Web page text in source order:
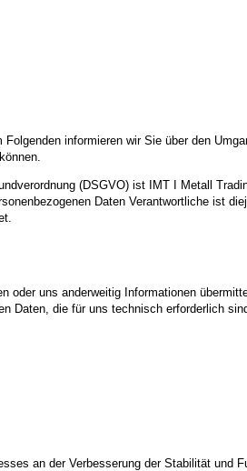
informieren wir Sie über den
(DSGVO) ist IMT I Metall
Daten Verantwortliche ist
uns anderweitig Informationen
Daten, die für uns technisch erforderlich
an der Verbesserung der Stabilität und